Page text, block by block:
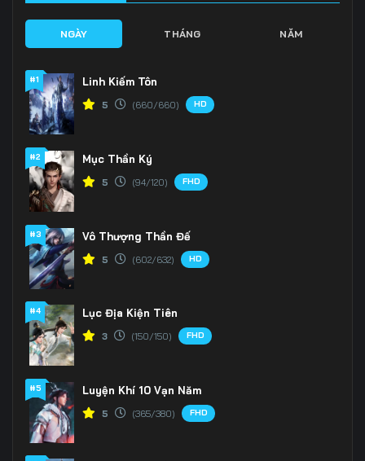
NGÀY THÁNG NĂM
#1 Linh Kiếm Tôn
5 (660/660) HD
#2 Mục Thần Ký
5 (94/120) FHD
#3 Vô Thượng Thần Đế
5 (602/632) HD
#4 Lục Địa Kiện Tiên
3 (150/150) FHD
#5 Luyện Khí 10 Vạn Năm
5 (365/380) FHD